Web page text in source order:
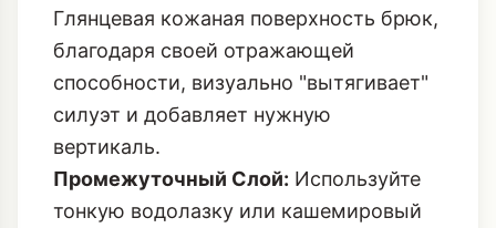
Глянцевая кожаная поверхность брюк,
благодаря своей отражающей
способности, визуально "вытягивает"
силуэт и добавляет нужную
вертикаль.
Промежуточный Слой: Используйте
тонкую водолазку или кашемировый